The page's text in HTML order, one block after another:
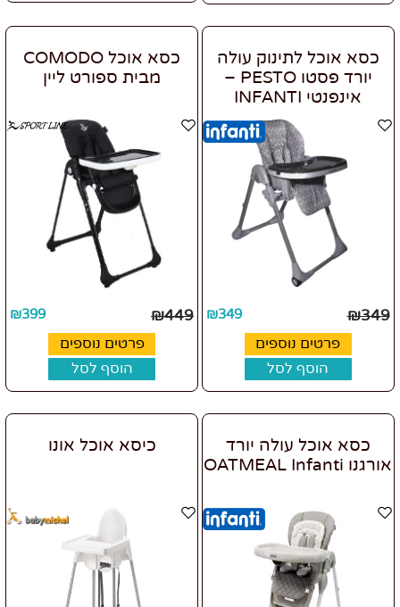
כסא אוכל לתינוק עולה
יורד פסטו PESTO –
אינפנטי INFANTI
₪349
₪349
פרטים נוספים
הוסף לסל
כסא אוכל COMODO
מבית ספורט ליין
₪449
₪399
פרטים נוספים
הוסף לסל
כסא אוכל עולה יורד
אורגנו OATMEAL Infanti
כיסא אוכל אונו